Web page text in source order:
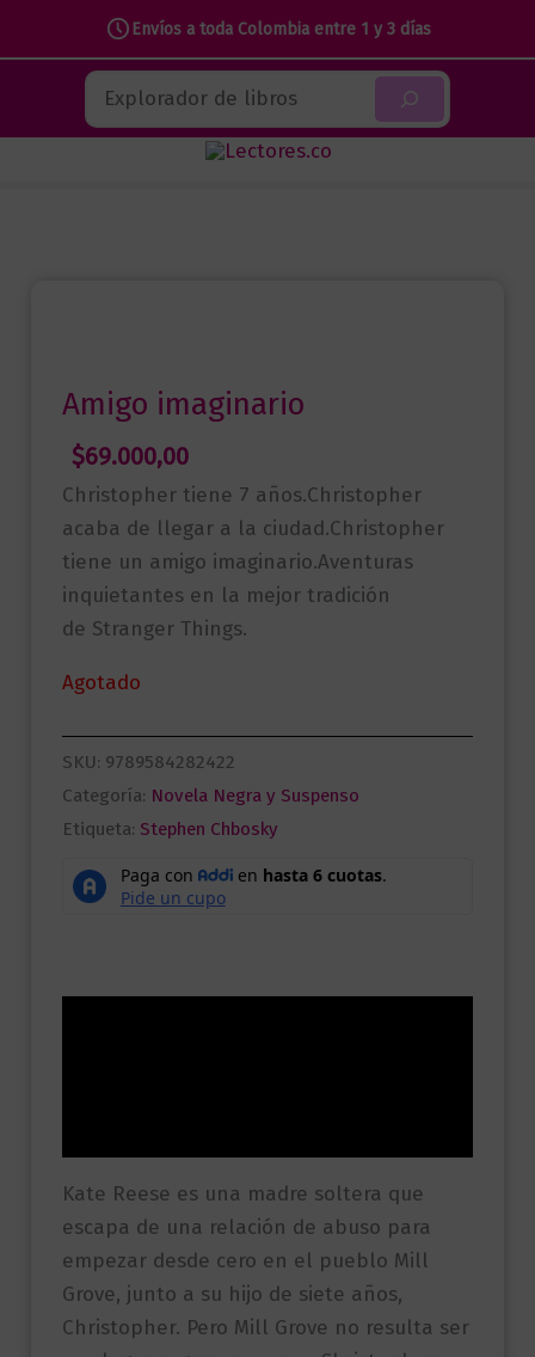
Envíos a toda Colombia entre 1 y 3 días
contenido
Buscar
Amigo imaginario
$69.000,00
Christopher tiene 7 años.Christopher
acaba de llegar a la ciudad.Christopher
tiene un amigo imaginario.Aventuras
inquietantes en la mejor tradición
de Stranger Things.
Agotado
SKU: 9789584282422
Categoría: Novela Negra y Suspenso
Etiqueta: Stephen Chbosky
Kate Reese es una madre soltera que
escapa de una relación de abuso para
empezar desde cero en el pueblo Mill
Grove, junto a su hijo de siete años,
Christopher. Pero Mill Grove no resulta ser